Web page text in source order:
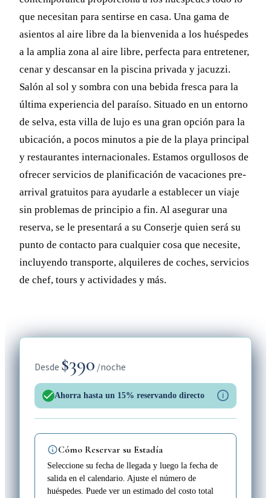
que necesitan para sentirse en casa. Una gama de
asientos al aire libre da la bienvenida a los huéspedes
a la amplia zona al aire libre, perfecta para entretener,
cenar y descansar en la piscina privada y jacuzzi.
Salón al sol y sombra con una bebida fresca para la
última experiencia del paraíso. Situado en un entorno
de selva, esta villa de lujo es una gran opción para la
ubicación, a pocos minutos a pie de la playa principal
y restaurantes internacionales. Estamos orgullosos de
ofrecer servicios de planificación de vacaciones pre-
arrival gratuitos para ayudarle a establecer un viaje
sin problemas de principio a fin. Al asegurar una
reserva, se le presentará a su Conserje quien será su
punto de contacto para cualquier cosa que necesite,
incluyendo transporte, alquileres de coches, servicios
de chef, tours y actividades y más.
Desde $390 /noche
Ahorra hasta un 15% reservando directo i
Cómo Reservar su Estadía
Seleccione su fecha de llegada y luego la fecha de
salida en el calendario. Ajuste el número de
huéspedes. Puede ver un estimado del costo total